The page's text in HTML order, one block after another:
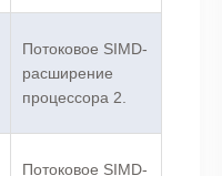
Потоковое SIMD-
расширение
процессора 2.
Потоковое SIMD-